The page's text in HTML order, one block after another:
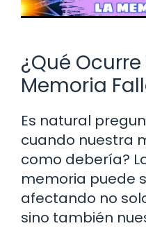
¿Qué
Memoria
Es natural
cuando nuestra
como debería?
memoria puede
afectando no
sino también